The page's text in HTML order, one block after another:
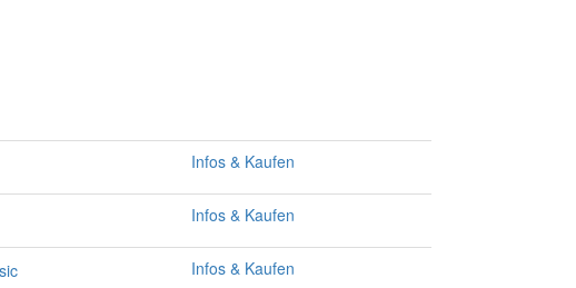
Infos & Kaufen
Infos & Kaufen
Infos & Kaufen